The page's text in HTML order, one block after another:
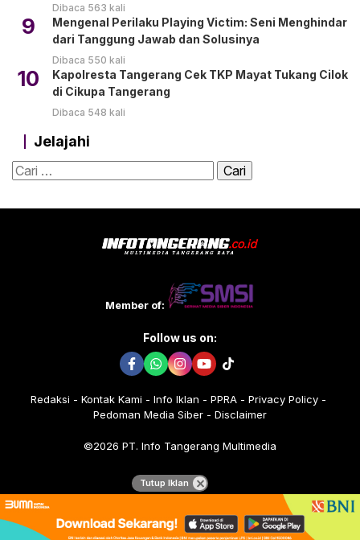
Dibaca 563 kali
9
Mengenal Perilaku Playing Victim: Seni Menghindar
dari Tanggung Jawab dan Solusinya
Dibaca 550 kali
10
Kapolresta Tangerang Cek TKP Mayat Tukang Cilok
di Cikupa Tangerang
Dibaca 548 kali
Jelajahi
Cari
Member of:
Follow us on:
Redaksi Kontak Kami Info Iklan PPRA
Privacy Policy
Pedoman Media Siber
Disclaimer
©2026 PT. Info Tangerang Multimedia
Tutup Iklan